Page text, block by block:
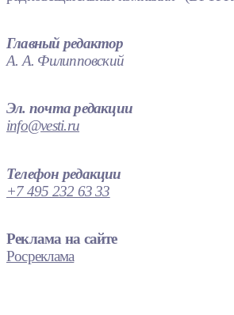
Главный редактор
А. А. Филипповский
Эл. почта редакции
info@vesti.ru
Телефон редакции
+7 495 232 63 33
Реклама на сайте
Росреклама